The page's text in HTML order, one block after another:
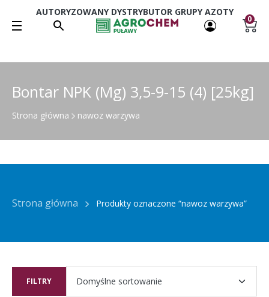
AUTORYZOWANY DYSTRYBUTOR GRUPY AZOTY
0
Bontar NPK (Mg) 3,5-9-15 (4) [25kg]
Strona główna nawoz warzywa
Strona główna Produkty oznaczone “nawoz warzywa”
FILTRY